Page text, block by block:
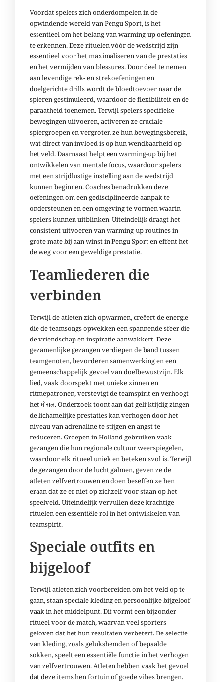
Voordat spelers zich onderdompelen in de
opwindende wereld van Pengu Sport, is het
essentieel om het belang van warming-up oefeningen
te erkennen. Deze rituelen vóór de wedstrijd zijn
essentieel voor het maximaliseren van de prestaties
en het vermijden van blessures. Door deel te nemen
aan levendige rek- en strekoefeningen en
doelgerichte drills wordt de bloedtoevoer naar de
spieren gestimuleerd, waardoor de flexibiliteit en de
paraatheid toenemen. Terwijl spelers specifieke
bewegingen uitvoeren, activeren ze cruciale
spiergroepen en vergroten ze hun bewegingsbereik,
wat direct van invloed is op hun wendbaarheid op
het veld. Daarnaast helpt een warming-up bij het
ontwikkelen van mentale focus, waardoor spelers
met een strijdlustige instelling aan de wedstrijd
kunnen beginnen. Coaches benadrukken deze
oefeningen om een gedisciplineerde aanpak te
ondersteunen en een omgeving te vormen waarin
spelers kunnen uitblinken. Uiteindelijk draagt het
consistent uitvoeren van warming-up routines in
grote mate bij aan winst in Pengu Sport en effent het
de weg voor een geweldige prestatie.
Teamliederen die
verbinden
Terwijl de atleten zich opwarmen, creëert de energie
die de teamsongs opwekken een spannende sfeer die
de vriendschap en inspiratie aanwakkert. Deze
gezamenlijke gezangen verdiepen de band tussen
teamgenoten, bevorderen samenwerking en een
gemeenschappelijk gevoel van doelbewustzijn. Elk
lied, vaak doorspekt met unieke zinnen en
ritmepatronen, verstevigt de teamspirit en verhoogt
het मोराल. Onderzoek toont aan dat gelijktijdig zingen
de lichamelijke prestaties kan verhogen door het
niveau van adrenaline te stijgen en angst te
reduceren. Groepen in Holland gebruiken vaak
gezangen die hun regionale cultuur weerspiegelen,
waardoor elk ritueel uniek en betekenisvol is. Terwijl
de gezangen door de lucht galmen, geven ze de
atleten zelfvertrouwen en doen beseffen ze hen
eraan dat ze er niet op zichzelf voor staan op het
speelveld. Uiteindelijk vervullen deze krachtige
rituelen een essentiële rol in het ontwikkelen van
teamspirit.
Speciale outfits en
bijgeloof
Terwijl atleten zich voorbereiden om het veld op te
gaan, staan speciale kleding en persoonlijke bijgeloof
vaak in het middelpunt. Dit vormt een bijzonder
ritueel voor de match, waarvan veel sporters
geloven dat het hun resultaten verbetert. De selectie
van kleding, zoals gelukshemden of bepaalde
sokken, speelt een essentiële functie in het verhogen
van zelfvertrouwen. Atleten hebben vaak het gevoel
dat deze items hen fortuin of goede vibes brengen.